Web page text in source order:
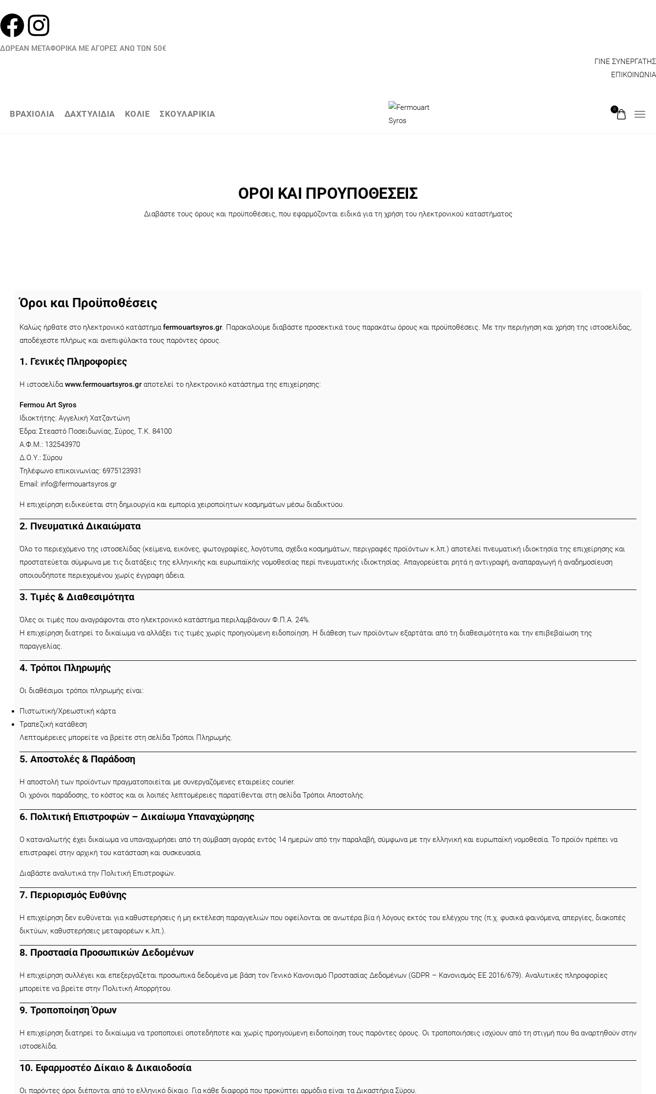
ΔΩΡΕΑΝ ΜΕΤΑΦΟΡΙΚΑ ΜΕ ΑΓΟΡΕΣ ΑΝΩ ΤΩΝ 50€
ΓΙΝΕ ΣΥΝΕΡΓΑΤΗΣ
ΕΠΙΚΟΙΝΩΝΙΑ
ΒΡΑΧΙΟΛΙΑ ΔΑΧΤΥΛΙΔΙΑ ΚΟΛΙΕ ΣΚΟΥΛΑΡΙΚΙΑ
0
ΟΡΟΙ ΚΑΙ ΠΡΟΥΠΟΘΕΣΕΙΣ
Διαβάστε τους όρους και προϋποθέσεις, που εφαρμόζονται ειδικά για τη χρήση του ηλεκτρονικού καταστήματος
Όροι και Προϋποθέσεις
Καλώς ήρθατε στο ηλεκτρονικό κατάστημαfermouartsyros.gr. Παρακαλούμε διαβάστε προσεκτικά τους παρακάτω όρους και προϋποθέσεις. Με την περιήγηση και χρήση της ιστοσελίδας,
αποδέχεστε πλήρως και ανεπιφύλακτα τους παρόντες όρους.
1. Γενικές Πληροφορίες
Η ιστοσελίδαwww.fermouartsyros.gr αποτελεί το ηλεκτρονικό κατάστημα της επιχείρησης:
Fermou Art Syros
Ιδιοκτήτης: Αγγελική Χατζαντώνη
Έδρα: Στεαστό Ποσειδωνίας, Σύρος, Τ.Κ. 84100
Α.Φ.Μ.: 132543970
Δ.Ο.Υ.: Σύρου
Τηλέφωνο επικοινωνίας: 6975123931
Email: info@fermouartsyros.gr
Η επιχείρηση ειδικεύεται στη δημιουργία και εμπορία χειροποίητων κοσμημάτων μέσω διαδικτύου.
2. Πνευματικά Δικαιώματα
Όλο το περιεχόμενο της ιστοσελίδας (κείμενα, εικόνες, φωτογραφίες, λογότυπα, σχέδια κοσμημάτων, περιγραφές προϊόντων κ.λπ.) αποτελεί πνευματική ιδιοκτησία της επιχείρησης και
προστατεύεται σύμφωνα με τις διατάξεις της ελληνικής και ευρωπαϊκής νομοθεσίας περί πνευματικής ιδιοκτησίας. Απαγορεύεται ρητά η αντιγραφή, αναπαραγωγή ή αναδημοσίευση
οποιουδήποτε περιεχομένου χωρίς έγγραφη άδεια.
3. Τιμές & Διαθεσιμότητα
Όλες οι τιμές που αναγράφονται στο ηλεκτρονικό κατάστημα περιλαμβάνουν Φ.Π.Α. 24%.
Η επιχείρηση διατηρεί το δικαίωμα να αλλάξει τις τιμές χωρίς προηγούμενη ειδοποίηση. Η διάθεση των προϊόντων εξαρτάται από τη διαθεσιμότητα και την επιβεβαίωση της
παραγγελίας.
4. Τρόποι Πληρωμής
Οι διαθέσιμοι τρόποι πληρωμής είναι:
Πιστωτική/Χρεωστική κάρτα
Τραπεζική κατάθεση
Λεπτομέρειες μπορείτε να βρείτε στη σελίδαΤρόποι Πληρωμής.
5. Αποστολές & Παράδοση
Η αποστολή των προϊόντων πραγματοποιείται με συνεργαζόμενες εταιρείες courier.
Οι χρόνοι παράδοσης, το κόστος και οι λοιπές λεπτομέρειες παρατίθενται στη σελίδαΤρόποι Αποστολής.
6. Πολιτική Επιστροφών – Δικαίωμα Υπαναχώρησης
Ο καταναλωτής έχει δικαίωμα να υπαναχωρήσει από τη σύμβαση αγοράς εντός 14 ημερών από την παραλαβή, σύμφωνα με την ελληνική και ευρωπαϊκή νομοθεσία. Το προϊόν πρέπει να
επιστραφεί στην αρχική του κατάσταση και συσκευασία.
Διαβάστε αναλυτικά την Πολιτική Επιστροφών.
7. Περιορισμός Ευθύνης
Η επιχείρηση δεν ευθύνεται για καθυστερήσεις ή μη εκτέλεση παραγγελιών που οφείλονται σε ανωτέρα βία ή λόγους εκτός του ελέγχου της (π.χ. φυσικά φαινόμενα, απεργίες, διακοπές
δικτύων, καθυστερήσεις μεταφορέων κ.λπ.).
8. Προστασία Προσωπικών Δεδομένων
Η επιχείρηση συλλέγει και επεξεργάζεται προσωπικά δεδομένα με βάση τον Γενικό Κανονισμό Προστασίας Δεδομένων (GDPR – Κανονισμός ΕΕ 2016/679). Αναλυτικές πληροφορίες
μπορείτε να βρείτε στην Πολιτική Απορρήτου.
9. Τροποποίηση Όρων
Η επιχείρηση διατηρεί το δικαίωμα να τροποποιεί οποτεδήποτε και χωρίς προηγούμενη ειδοποίηση τους παρόντες όρους. Οι τροποποιήσεις ισχύουν από τη στιγμή που θα αναρτηθούν στην
ιστοσελίδα.
10. Εφαρμοστέο Δίκαιο & Δικαιοδοσία
Οι παρόντες όροι διέπονται από το ελληνικό δίκαιο. Για κάθε διαφορά που προκύπτει αρμόδια είναι τα Δικαστήρια Σύρου.